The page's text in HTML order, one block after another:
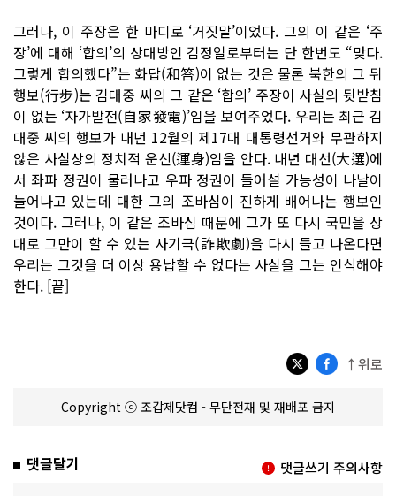
그러나, 이 주장은 한 마디로 ‘거짓말’이었다. 그의 이 같은 ‘주
장’에 대해 ‘합의’의 상대방인 김정일로부터는 단 한번도 “맞다.
그렇게 합의했다”는 화답(和答)이 없는 것은 물론 북한의 그 뒤
행보(行步)는 김대중 씨의 그 같은 ‘합의’ 주장이 사실의 뒷받침
이 없는 ‘자가발전(自家發電)’임을 보여주었다. 우리는 최근 김
대중 씨의 행보가 내년 12월의 제17대 대통령선거와 무관하지
않은 사실상의 정치적 운신(運身)임을 안다. 내년 대선(大選)에
서 좌파 정권이 물러나고 우파 정권이 들어설 가능성이 나날이
늘어나고 있는데 대한 그의 조바심이 진하게 배어나는 행보인
것이다. 그러나, 이 같은 조바심 때문에 그가 또 다시 국민을 상
대로 그만이 할 수 있는 사기극(詐欺劇)을 다시 들고 나온다면
우리는 그것을 더 이상 용납할 수 없다는 사실을 그는 인식해야
한다. [끝]
↑위로
Copyright ⓒ 조갑제닷컴 - 무단전재 및 재배포 금지
댓글달기 댓글쓰기 주의사항